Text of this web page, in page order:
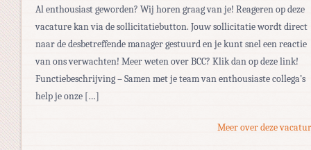
Al enthousiast geworden? Wij horen graag van je! Reageren op deze
vacature kan via de sollicitatiebutton. Jouw sollicitatie wordt direct
naar de desbetreffende manager gestuurd en je kunt snel een reactie
van ons verwachten! Meer weten over BCC? Klik dan op deze link!
Functiebeschrijving – Samen met je team van enthousiaste collega’s
help je onze […]
Meer over deze